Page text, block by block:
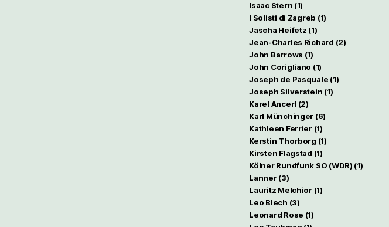
Isaac Stern (1)
I Solisti di Zagreb (1)
Jascha Heifetz (1)
Jean-Charles Richard (2)
John Barrows (1)
John Corigliano (1)
Joseph de Pasquale (1)
Joseph Silverstein (1)
Karel Ancerl (2)
Karl Münchinger (6)
Kathleen Ferrier(1)
Kerstin Thorborg (1)
Kirsten Flagstad (1)
Kölner Rundfunk SO (WDR) (1)
Lanner(3)
Lauritz Melchior(1)
Leo Blech (3)
Leonard Rose (1)